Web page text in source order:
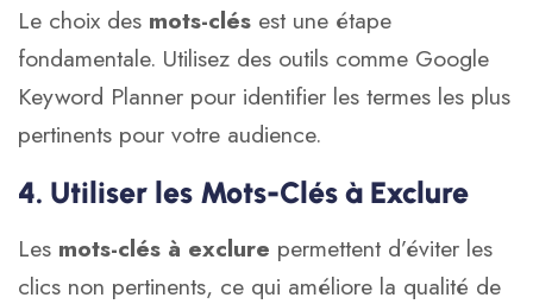
Le choix des mots-clés est une étape
fondamentale. Utilisez des outils comme Google
Keyword Planner pour identifier les termes les plus
pertinents pour votre audience.
4. Utiliser les Mots-Clés à Exclure
Les mots-clés à exclure permettent d’éviter les
clics non pertinents, ce qui améliore la qualité de